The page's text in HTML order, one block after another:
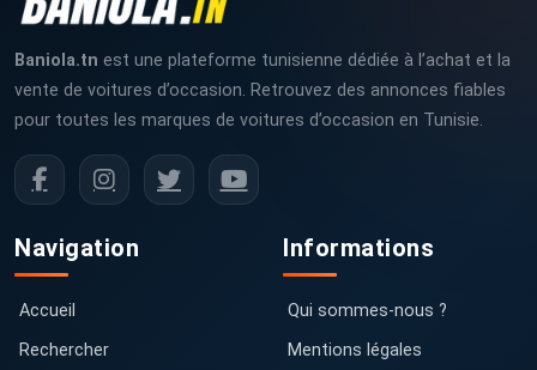
Baniola.tn est une plateforme tunisienne dédiée à l’achat et la
vente de voitures d’occasion. Retrouvez des annonces fiables
pour toutes les marques de voitures d’occasion en Tunisie.
Navigation
Accueil
Rechercher
Informations
Qui sommes-nous ?
Mentions légales